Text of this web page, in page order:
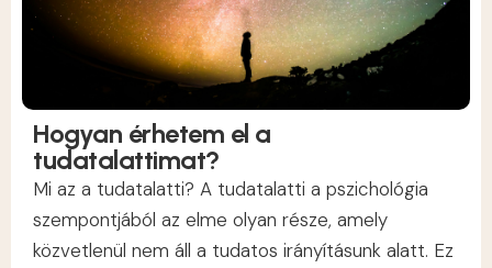
Hogyan érhetem el a
tudatalattimat?
Mi az a tudatalatti? A tudatalatti a pszichológia
szempontjából az elme olyan része, amely
közvetlenül nem áll a tudatos irányításunk alatt. Ez